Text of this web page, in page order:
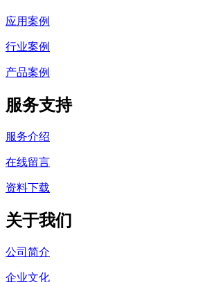
应用案例
行业案例
产品案例
服务支持
服务介绍
在线留言
资料下载
关于我们
公司简介
企业文化